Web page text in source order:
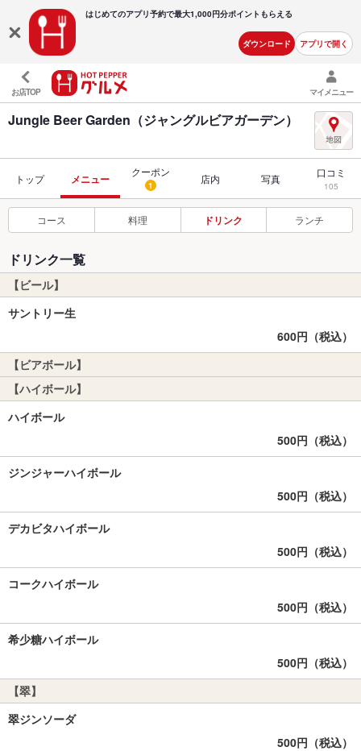
はじめてのアプリ予約で最大1,000円分ポイントもらえる
ダウンロード アプリで開く
お店TOP マイメニュー
Jungle Beer Garden（ジャングルビアガーデン）
トップ メニュー
クーポン
1 店内 写真 口コミ
105
コース 料理 ドリンク ランチ
ドリンク一覧
【ビール】
サントリー生
600円（税込）
【ビアボール】
【ハイボール】
ハイボール
500円（税込）
ジンジャーハイボール
500円（税込）
デカビタハイボール
500円（税込）
コークハイボール
500円（税込）
希少糖ハイボール
500円（税込）
【翠】
翠ジンソーダ
500円（税込）